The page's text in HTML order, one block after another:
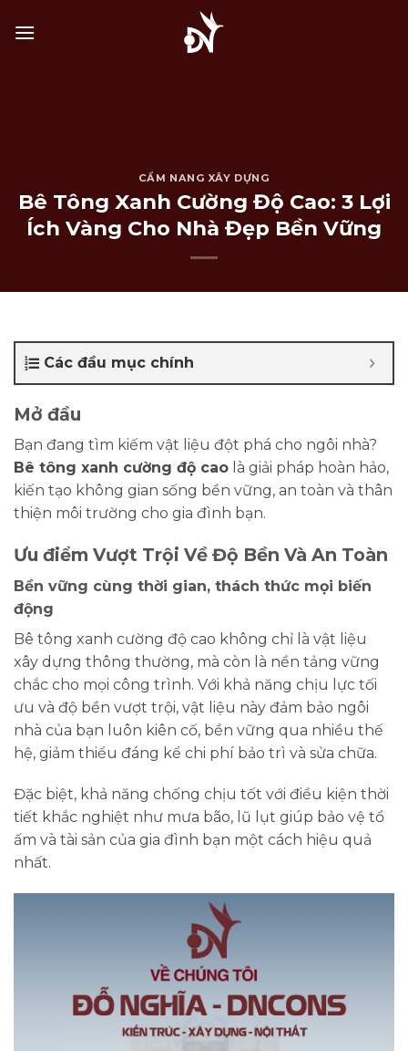
qua
CẨM NANG XÂY DỰNG
Bê Tông Xanh Cường Độ Cao: 3 Lợi
Ích Vàng Cho Nhà Đẹp Bền Vững
Các đầu mục chính
Mở đầu
Bạn đang tìm kiếm vật liệu đột phá cho ngôi nhà?
Bê tông xanh cường độ cao là giải pháp hoàn hảo,
kiến tạo không gian sống bền vững, an toàn và thân
thiện môi trường cho gia đình bạn.
Ưu điểm Vượt Trội Về Độ Bền Và An Toàn
Bền vững cùng thời gian, thách thức mọi biến
động
Bê tông xanh cường độ cao không chỉ là vật liệu
xây dựng thông thường, mà còn là nền tảng vững
chắc cho mọi công trình. Với khả năng chịu lực tối
ưu và độ bền vượt trội, vật liệu này đảm bảo ngôi
nhà của bạn luôn kiên cố, bền vững qua nhiều thế
hệ, giảm thiểu đáng kể chi phí bảo trì và sửa chữa.
Đặc biệt, khả năng chống chịu tốt với điều kiện thời
tiết khắc nghiệt như mưa bão, lũ lụt giúp bảo vệ tổ
ấm và tài sản của gia đình bạn một cách hiệu quả
nhất.